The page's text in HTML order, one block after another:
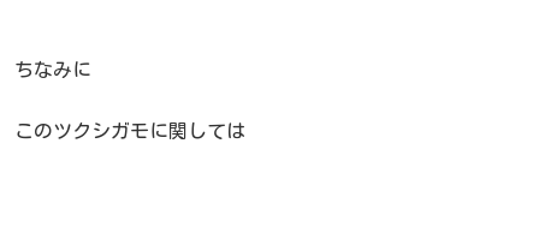
ちなみに
このツクシガモに関しては